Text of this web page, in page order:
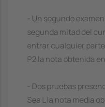
- Un segundo
segunda mitad del
entrar cualquier
P2 la nota obtenida
- Dos pruebas
Sea L la nota media